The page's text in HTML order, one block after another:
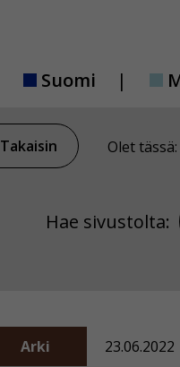
Suomi
Takaisin Olet tässä:
Hae sivustolta:
Arki 23.06.2022